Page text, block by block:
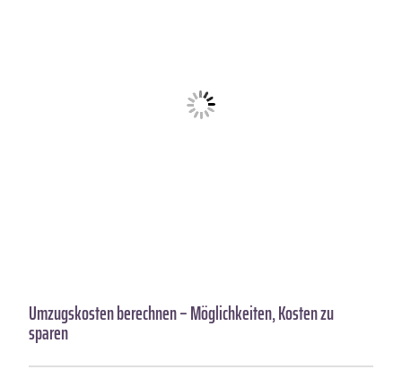
Umzugskosten berechnen – Möglichkeiten, Kosten zu
sparen